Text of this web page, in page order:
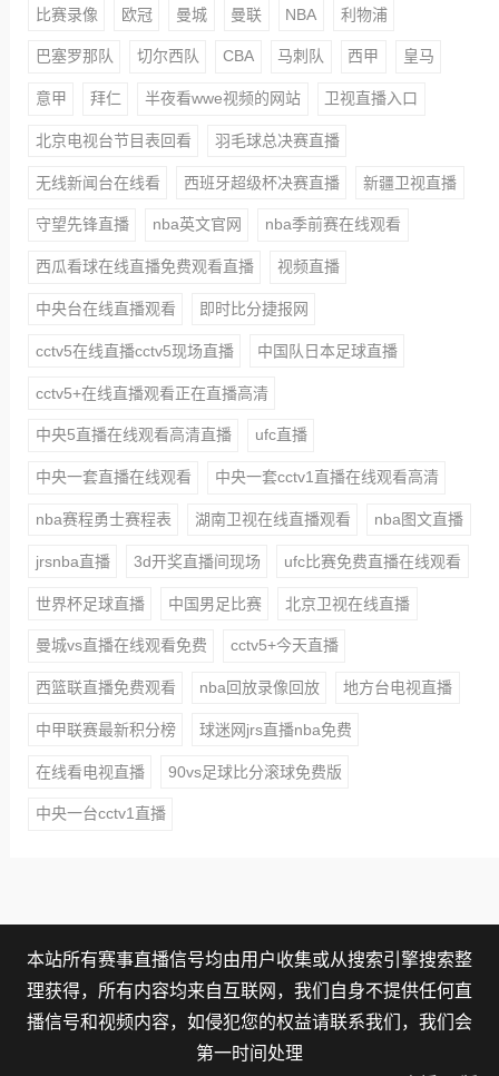
比赛录像 欧冠 曼城 曼联 NBA 利物浦
巴塞罗那队 切尔西队 CBA 马刺队 西甲 皇马
意甲 拜仁 半夜看wwe视频的网站 卫视直播入口
北京电视台节目表回看 羽毛球总决赛直播
无线新闻台在线看 西班牙超级杯决赛直播 新疆卫视直播
守望先锋直播 nba英文官网 nba季前赛在线观看
西瓜看球在线直播免费观看直播 视频直播
中央台在线直播观看 即时比分捷报网
cctv5在线直播cctv5现场直播 中国队日本足球直播
cctv5+在线直播观看正在直播高清
中央5直播在线观看高清直播 ufc直播
中央一套直播在线观看 中央一套cctv1直播在线观看高清
nba赛程勇士赛程表 湖南卫视在线直播观看 nba图文直播
jrsnba直播 3d开奖直播间现场 ufc比赛免费直播在线观看
世界杯足球直播 中国男足比赛 北京卫视在线直播
曼城vs直播在线观看免费 cctv5+今天直播
西篮联直播免费观看 nba回放录像回放 地方台电视直播
中甲联赛最新积分榜 球迷网jrs直播nba免费
在线看电视直播 90vs足球比分滚球免费版
中央一台cctv1直播
本站所有赛事直播信号均由用户收集或从搜索引擎搜索整
理获得，所有内容均来自互联网，我们自身不提供任何直
播信号和视频内容，如侵犯您的权益请联系我们，我们会
第一时间处理